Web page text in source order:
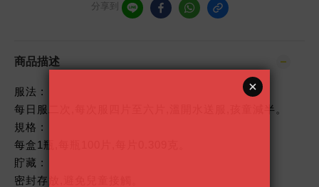
分享到
商品描述
服法 :
每日服二次,每次服四片至六片,溫開水送服,孩童減半。
規格 :
每盒1瓶,每瓶100片,每片0.309克。
貯藏 :
密封存放,避免兒童接觸。